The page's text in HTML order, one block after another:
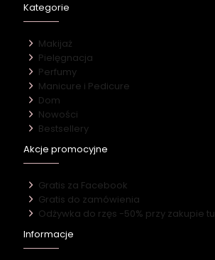
Kategorie
Makijaż
Pielęgnacja
Perfumy
Manicure i Pedicure
Dom
Nowości
Bestsellery
Akcje promocyjne
Gratis za Facebook
Gratis do zamówienia
Odżywka do rzęs -50% przy zakupie
Informacje